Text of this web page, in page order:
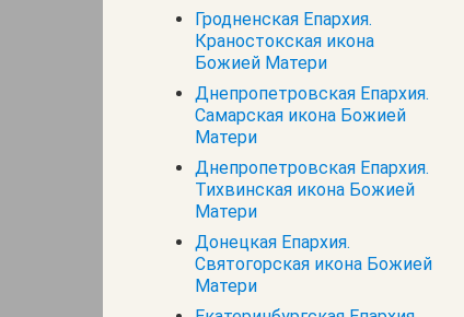
Гродненская Епархия.
Краностокская икона
Божией Матери
Днепропетровская Епархия.
Самарская икона Божией
Матери
Днепропетровская Епархия.
Тихвинская икона Божией
Матери
Донецкая Епархия.
Святогорская икона Божией
Матери